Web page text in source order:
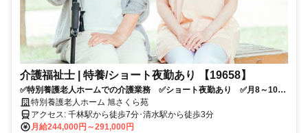
介護福祉士 | 特養/ショート夜勤あり 【19658】
✅特別養護老人ホームでの介護業務 ✅ショート夜勤あり ✅月8～10日
休み ✅単身寮あり ✅清水駅から徒歩3分の好アクセス ✅住宅手当あ
り ✅応募条件：介護系資格をお持ちの方
特別養護老人ホーム 旭さくら苑
アクセス: 千林駅から徒歩7分･清水駅から徒歩3分
月給244,000円～291,000円